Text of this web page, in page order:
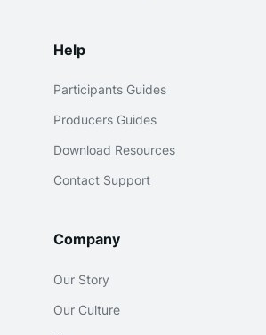
Help
Participants Guides
Producers Guides
Download Resources
Contact Support
Company
Our Story
Our Culture